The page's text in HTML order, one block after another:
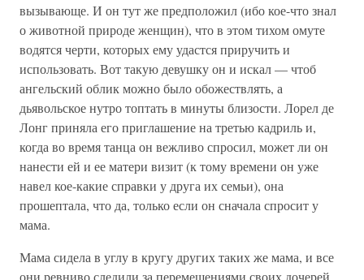
вызывающе. И он тут же предположил (ибо кое-что знал
о животной природе женщин), что в этом тихом омуте
водятся черти, которых ему удастся приручить и
использовать. Вот такую девушку он и искал — чтоб
ангельский облик можно было обожествлять, а
дьявольское нутро топтать в минуты близости. Лорел де
Лонг приняла его приглашение на третью кадриль и,
когда во время танца он вежливо спросил, может ли он
нанести ей и ее матери визит (к тому времени он уже
навел кое-какие справки у друга их семьи), она
прошептала, что да, только если он сначала спросит у
мама.
Мама сидела в углу в кругу других таких же мама, и все
они ревниво следили за перемещениями своих дочерей